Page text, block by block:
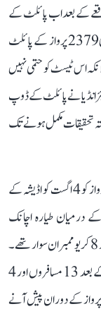
کے بعد اب پائلٹ کے
ڈوپ ٹیسٹ کے حوالے سے سوال اٹھ رہے ہیں۔ اے آئی2379 پرواز کے پائلٹ
اس ٹیسٹ کو حتمی نہیں
انڈیا نے پائلٹ کے ڈوپ
تحقیقات مکمل ہونے تک
فوکیٹ سے دہلی واپس آ رہی ایئر انڈیا کی اے آئی2379 پرواز کو 4 اگست کو اڈیشہ کے
درمیان طیارہ اچانک
تقریباً 300 فٹ نیچے آگیا تھا۔ طیارے میں 137 مسافر اور 8 کریو ممبران سوار تھے۔
اس واقعے میں کئی مسافر زخمی بھی ہوئے تھے۔ دہلی پہنچنے کے بعد 13 مسافروں اور 4
پرواز کے دوران پیش آنے